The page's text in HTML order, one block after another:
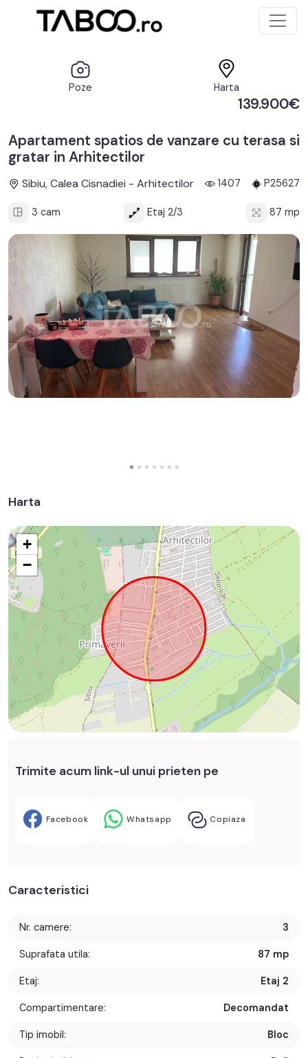
Poze Harta
139.900€
Apartament spatios de vanzare cu terasa si
gratar in Arhitectilor
Sibiu, Calea Cisnadiei - Arhitectilor 1407 P25627
3 cam Etaj 2/3 87 mp
Harta
+
−
Trimite acum link-ul unui prieten pe
Facebook Whatsapp Copiaza
Caracteristici
Nr. camere: 3
Suprafata utila: 87 mp
Etaj: Etaj 2
Compartimentare: Decomandat
Tip imobil: Bloc